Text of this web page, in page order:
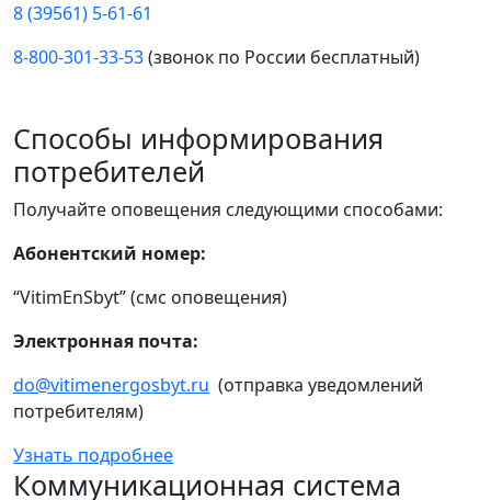
8 (39561) 5-61-61
8-800-301-33-53(звонок по России бесплатный)
Способы информирования
потребителей
Получайте оповещения следующими способами:
Абонентский номер:
“VitimEnSbyt” (смс оповещения)
Электронная почта:
do@vitimenergosbyt.ru (отправка уведомлений
потребителям)
Узнать подробнее
Коммуникационная система